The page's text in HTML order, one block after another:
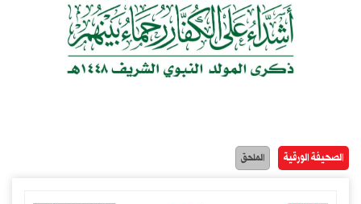
الصحيفة الورقية الملحق